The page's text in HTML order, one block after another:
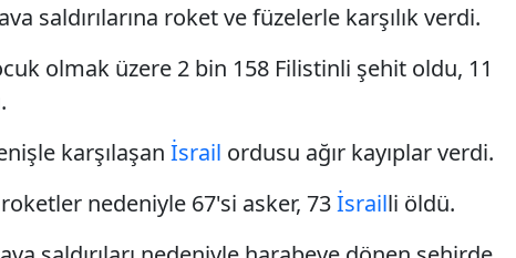
saldırılarına roket ve füzelerle karşılık verdi.
olmak üzere 2 bin 158 Filistinli şehit oldu, 11
karşılaşan İsrail ordusu ağır kayıplar verdi.
nedeniyle 67'si asker, 73İsrailli öldü.